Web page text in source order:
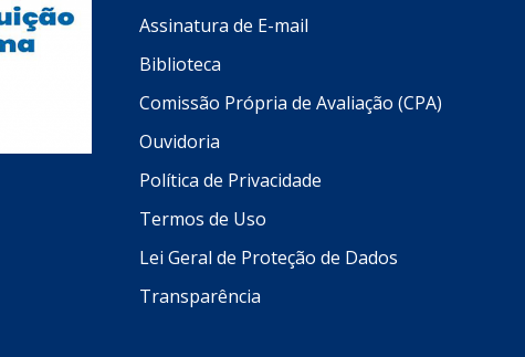
Assinatura de E-mail
Biblioteca
Comissão Própria de Avaliação (CPA)
Ouvidoria
Política de Privacidade
Termos de Uso
Lei Geral de Proteção de Dados
Transparência